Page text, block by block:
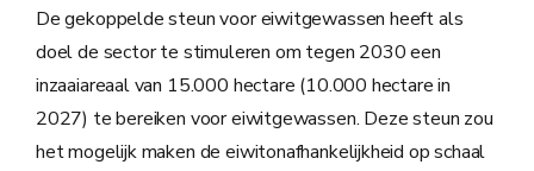
De gekoppelde steun voor eiwitgewassen heeft als
doel de sector te stimuleren om tegen 2030 een
inzaaiareaal van 15.000 hectare (10.000 hectare in
2027) te bereiken voor eiwitgewassen. Deze steun zou
het mogelijk maken de eiwitonafhankelijkheid op schaal